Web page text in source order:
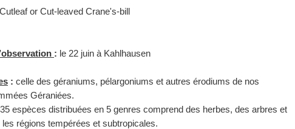
Cutleaf or Cut-leaved Crane's-bill
: le 22 juin à Kahlhausen
: celle des géraniums, pélargoniums et autres érodiums de nos
Géraniées.
espèces distribuées en 5 genres comprend des herbes, des arbres et
régions tempérées et subtropicales.